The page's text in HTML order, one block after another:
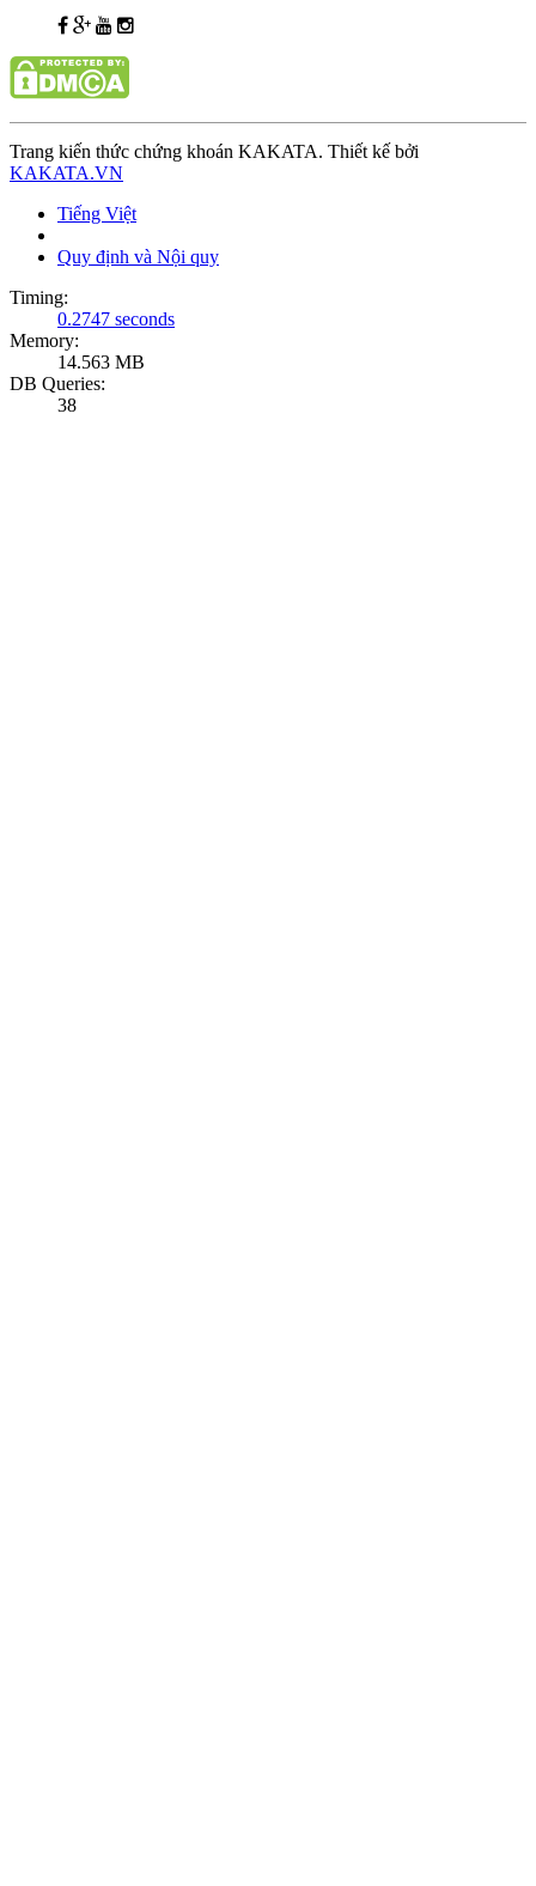
Trang kiến thức chứng khoán KAKATA. Thiết kế bởi
KAKATA.VN
Tiếng Việt
Quy định và Nội quy
Timing:
0.2747 seconds
Memory:
14.563 MB
DB Queries:
38